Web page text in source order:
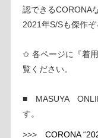
認できるCORONA
2021年S/Sも傑作ぞ
✩ 各ページに『着
覧ください。
■ MASUYA
す。
>>> CORONA